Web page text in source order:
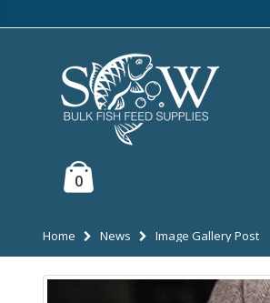
0
Home News Image Gallery Post